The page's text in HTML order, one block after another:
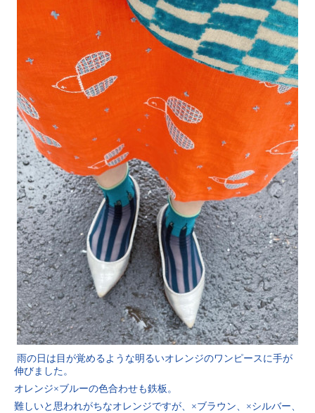
雨の日は目が覚めるような明るいオレンジのワンピースに手が
伸びました。
オレンジ×ブルーの色合わせも鉄板。
難しいと思われがちなオレンジですが、×ブラウン、×シルバー、